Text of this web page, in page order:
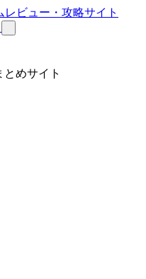
めサイト